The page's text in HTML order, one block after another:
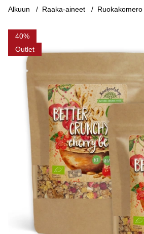
Alkuun Raaka-aineet Ruokakomero
40
Outlet
Tuotekuvat Mysli Punaiset Marjat